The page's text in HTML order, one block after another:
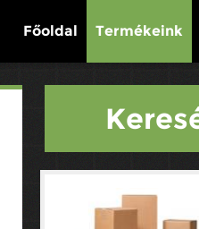
Főoldal Termékeink